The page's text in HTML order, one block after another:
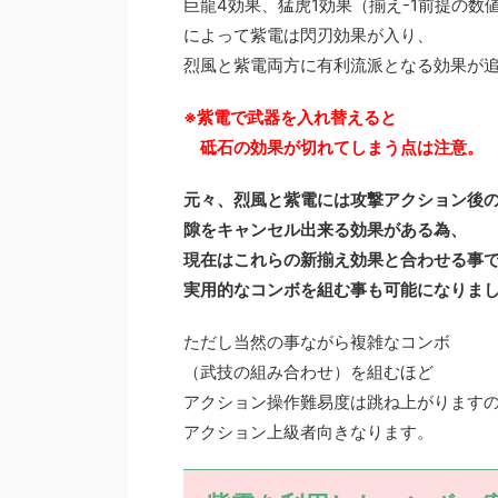
巨龍4効果、猛虎1効果（揃え-1前提の数値
によって紫電は閃刃効果が入り、
烈風と紫電両方に有利流派となる効果が追
※紫電で武器を入れ替えると
砥石の効果が切れてしまう点は注意。
元々、烈風と紫電には攻撃アクション後
隙をキャンセル出来る効果がある為、
現在はこれらの新揃え効果と合わせる事
実用的なコンボを組む事も可能になりまし
ただし当然の事ながら複雑なコンボ
（武技の組み合わせ）を組むほど
アクション操作難易度は跳ね上がります
アクション上級者向きなります。